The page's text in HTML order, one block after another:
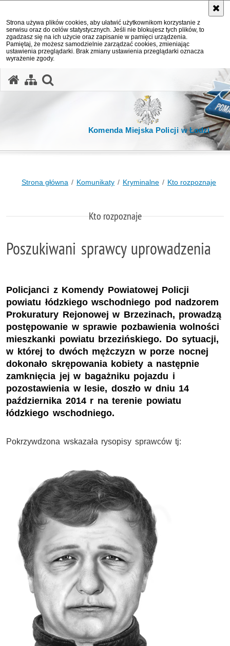
Strona używa plików cookies, aby ułatwić użytkownikom korzystanie z
serwisu oraz do celów statystycznych. Jeśli nie blokujesz tych plików, to
zgadzasz się na ich użycie oraz zapisanie w pamięci urządzenia.
Pamiętaj, że możesz samodzielnie zarządzać cookies, zmieniając
ustawienia przeglądarki. Brak zmiany ustawienia przeglądarki oznacza
wyrażenie zgody.
Komenda Miejska Policji w Łodzi
Strona główna Komunikaty Kryminalne Kto rozpoznaje
Kto rozpoznaje
Poszukiwani sprawcy uprowadzenia
Policjanci z Komendy Powiatowej Policji
powiatu łódzkiego wschodniego pod nadzorem
Prokuratury Rejonowej w Brzezinach, prowadzą
postępowanie w sprawie pozbawienia wolności
mieszkanki powiatu brzezińskiego. Do sytuacji,
w której to dwóch mężczyzn w porze nocnej
dokonało skrępowania kobiety a następnie
zamknięcia jej w bagażniku pojazdu i
pozostawienia w lesie, doszło w dniu 14
października 2014 r na terenie powiatu
łódzkiego wschodniego.
Pokrzywdzona wskazała rysopisy sprawców tj: